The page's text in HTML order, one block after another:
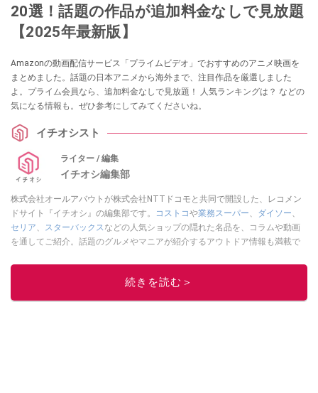
20選！話題の作品が追加料金なしで見放題
【2025年最新版】
Amazonの動画配信サービス「プライムビデオ」でおすすめのアニメ映画を
まとめました。話題の日本アニメから海外まで、注目作品を厳選しました
よ。プライム会員なら、追加料金なしで見放題！ 人気ランキングは？ などの
気になる情報も。ぜひ参考にしてみてくださいね。
イチオシスト
ライター / 編集
イチオシ編集部
株式会社オールアバウトが株式会社NTTドコモと共同で開設した、レコメン
ドサイト『イチオシ』の編集部です。
コストコや業務スーパー、 ダイソー、
セリア、 スターバックスなどの人気ショップの隠れた名品を、コラムや動画
を通してご紹介。話題のグルメやマニアが紹介するアウトドア情報も満載で
レビューしています。毎日トレンド情報をお届けしているので、ぜひ
してください！続きを読む＞